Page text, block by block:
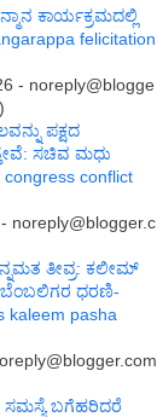
ಕಾರ್ಯಕ್ರಮದಲ್ಲಿ
felicitation
- noreply@blogge
ಪಕ್ಷದ
ಸಚಿವ ಮಧು
conflict
- noreply@blogger.c
ತೀವ್ರ: ಕಲೀಮ್
ಬೆಂಬಲಿಗರ ಧರಣಿ-
kaleem pasha
ಸಮಸ್ಯೆ ಬಗೆಹರಿದರೆ